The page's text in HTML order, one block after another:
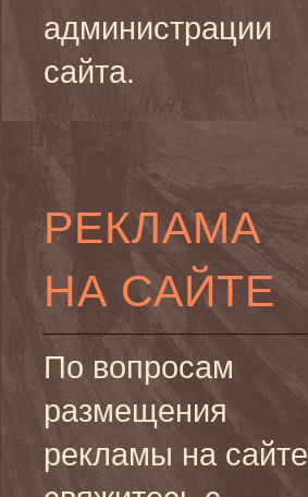
администрации
сайта.
РЕКЛАМА
НА САЙТЕ
По вопросам
размещения
рекламы на сайте